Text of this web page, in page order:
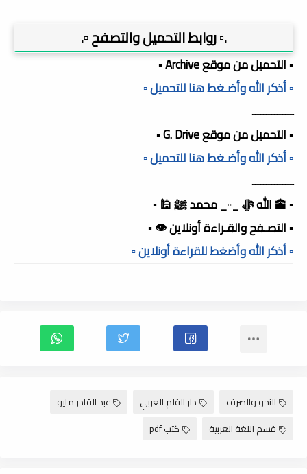
.▫️ روابط التحميل والتصفح ▫️.
▪️ التحميل من موقع Archive ▪️
▫️ أذكر الله وأضـغط هنا للتحميل ▫️
ـــــــــــــــ
▪️ التحميل من موقع G. Drive ▪️
▫️ أذكر الله وأضـغط هنا للتحميل ▫️
ـــــــــــــــ
▪️ 🕋 الله ﷻ _▫️_ محمد ﷺ 🕌 ▪️
▪️ التصـفح والقـراءة أونلاين 👁️ ▪️
▫️ أذكر الله وأضغط للقراءة أونلاين ▫️
النحو والصرف دار القلم العربي
عبد القادر مايو
قسم اللغة العربية
كتب pdf